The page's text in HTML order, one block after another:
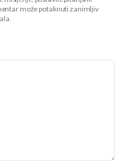
može potaknuti zanimljiv